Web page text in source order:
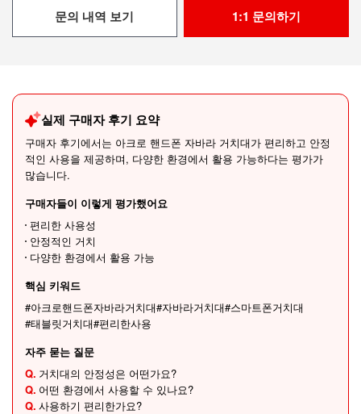
문의 내역 보기 1:1 문의하기
실제 구매자 후기 요약
구매자 후기에서는 아크로 핸드폰 자바라 거치대가 편리하고 안정
적인 사용을 제공하며, 다양한 환경에서 활용 가능하다는 평가가
많습니다.
구매자들이 이렇게 평가했어요
편리한 사용성
안정적인 거치
다양한 환경에서 활용 가능
핵심 키워드
#아크로핸드폰자바라거치대#자바라거치대#스마트폰거치대
#태블릿거치대#편리한사용
자주 묻는 질문
Q. 거치대의 안정성은 어떤가요?
Q. 어떤 환경에서 사용할 수 있나요?
Q. 사용하기 편리한가요?